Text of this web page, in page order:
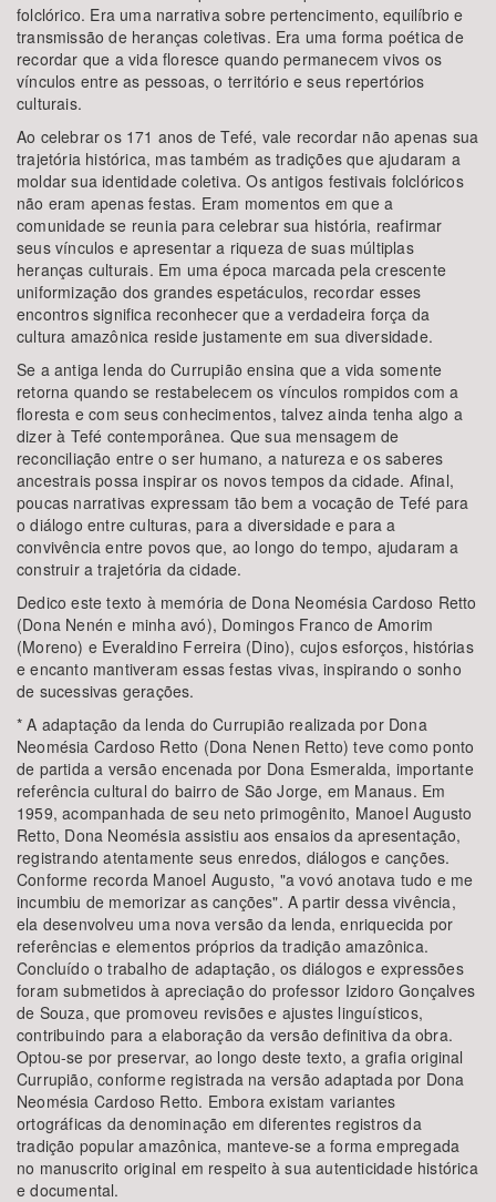
folclórico. Era uma narrativa sobre pertencimento, equilíbrio e
transmissão de heranças coletivas. Era uma forma poética de
recordar que a vida floresce quando permanecem vivos os
vínculos entre as pessoas, o território e seus repertórios
culturais.
Ao celebrar os 171 anos de Tefé, vale recordar não apenas sua
trajetória histórica, mas também as tradições que ajudaram a
moldar sua identidade coletiva. Os antigos festivais folclóricos
não eram apenas festas. Eram momentos em que a
comunidade se reunia para celebrar sua história, reafirmar
seus vínculos e apresentar a riqueza de suas múltiplas
heranças culturais. Em uma época marcada pela crescente
uniformização dos grandes espetáculos, recordar esses
encontros significa reconhecer que a verdadeira força da
cultura amazônica reside justamente em sua diversidade.
Se a antiga lenda do Currupião ensina que a vida somente
retorna quando se restabelecem os vínculos rompidos com a
floresta e com seus conhecimentos, talvez ainda tenha algo a
dizer à Tefé contemporânea. Que sua mensagem de
reconciliação entre o ser humano, a natureza e os saberes
ancestrais possa inspirar os novos tempos da cidade. Afinal,
poucas narrativas expressam tão bem a vocação de Tefé para
o diálogo entre culturas, para a diversidade e para a
convivência entre povos que, ao longo do tempo, ajudaram a
construir a trajetória da cidade.
Dedico este texto à memória de Dona Neomésia Cardoso Retto
(Dona Nenén e minha avó), Domingos Franco de Amorim
(Moreno) e Everaldino Ferreira (Dino), cujos esforços, histórias
e encanto mantiveram essas festas vivas, inspirando o sonho
de sucessivas gerações.
* A adaptação da lenda do Currupião realizada por Dona
Neomésia Cardoso Retto (Dona Nenen Retto) teve como ponto
de partida a versão encenada por Dona Esmeralda, importante
referência cultural do bairro de São Jorge, em Manaus. Em
1959, acompanhada de seu neto primogênito, Manoel Augusto
Retto, Dona Neomésia assistiu aos ensaios da apresentação,
registrando atentamente seus enredos, diálogos e canções.
Conforme recorda Manoel Augusto, "a vovó anotava tudo e me
incumbiu de memorizar as canções". A partir dessa vivência,
ela desenvolveu uma nova versão da lenda, enriquecida por
referências e elementos próprios da tradição amazônica.
Concluído o trabalho de adaptação, os diálogos e expressões
foram submetidos à apreciação do professor Izidoro Gonçalves
de Souza, que promoveu revisões e ajustes linguísticos,
contribuindo para a elaboração da versão definitiva da obra.
Optou-se por preservar, ao longo deste texto, a grafia original
Currupião, conforme registrada na versão adaptada por Dona
Neomésia Cardoso Retto. Embora existam variantes
ortográficas da denominação em diferentes registros da
tradição popular amazônica, manteve-se a forma empregada
no manuscrito original em respeito à sua autenticidade histórica
e documental.